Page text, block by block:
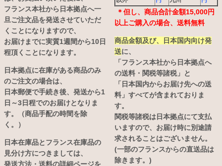
フランス本社から日本拠点へ一
旦ご注文品を発送させていただ
くことになりますので、
お届けまでに実質1週間から10日
程頂くことになります。
日本拠点に在庫がある商品のみ
のご注文の場合は、
日本郵便で手続き後、発送から1
日～3日程でのお届けとなりま
す。（商品手配の時間を除
く。）
日本在庫品とフランス在庫品の
見分け方につきましては、
発送方法・送料の詳細ページを
＊但し、商品合計金額15,000円
以上ご購入の場合、送料無料
商品金額及び、日本国内向け発
送に、
「フランス本社から日本拠点へ
の送料・関税等諸税」と
「日本国内からお届け先への送
料」すべてが含まれておりま
す。
関税等諸税は日本拠点にて支払
いますので、お届け時に別途請
求されることはございません。
(一部のフランスからの直送品は
除きます。)